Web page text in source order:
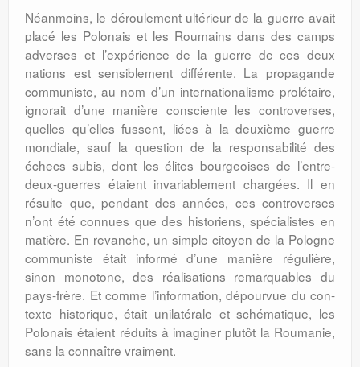
Néanmoins, le déroulement ultérieur de la guerre avait
placé les Polonais et les Roumains dans des camps
adverses et l’expérience de la guerre de ces deux
nations est sensiblement différente. La pro­pa­gande
communiste, au nom d’un interna­tionalisme prolétaire,
ignorait d’une manière consciente les controverses,
quelles qu’elles fussent, liées à la deuxième guerre
mon­diale, sauf la question de la responsabilité des
échecs subis, dont les élites bourgeoises de l’entre-
deux-guerres étaient invariable­ment chargées. Il en
résulte que, pendant des années, ces controverses
n’ont été connues que des historiens, spécialistes en
matière. En revanche, un simple citoyen de la Pologne
communiste était informé d’une manière régulière,
sinon monotone, des réalisations remarquables du
pays-frère. Et comme l’information, dépourvue du con­
texte historique, était unilatérale et sché­matique, les
Polonais étaient réduits à ima­giner plutôt la Roumanie,
sans la connaître vraiment.